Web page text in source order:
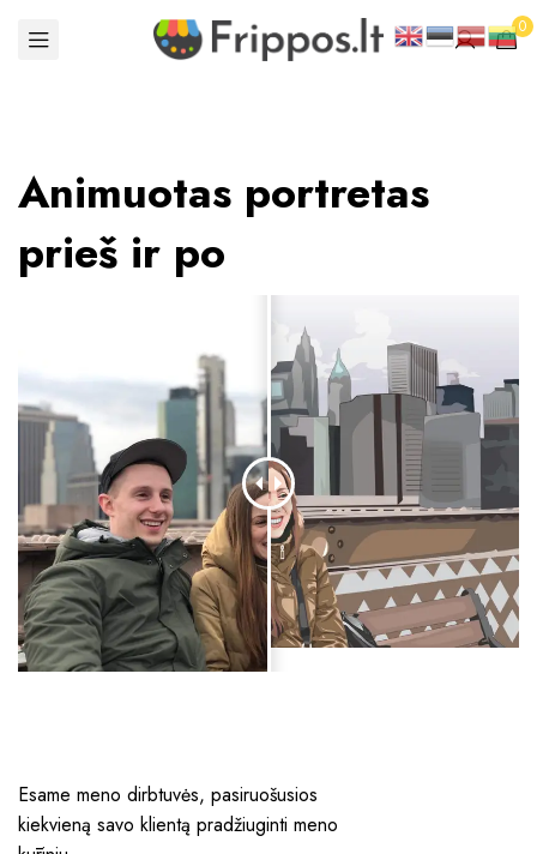
0
Animuotas portretas
prieš ir po
Esame meno dirbtuvės, pasiruošusios
kiekvieną savo klientą pradžiuginti meno